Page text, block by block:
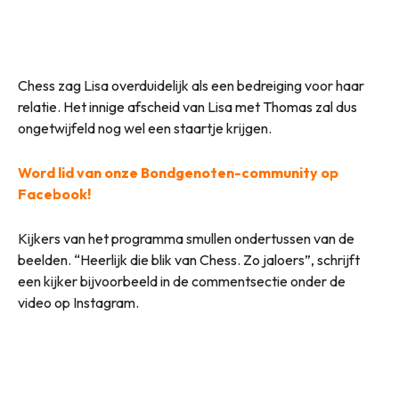
Chess zag Lisa overduidelijk als een bedreiging voor haar
relatie. Het innige afscheid van Lisa met Thomas zal dus
ongetwijfeld nog wel een staartje krijgen.
Word lid van onze Bondgenoten-community op
Facebook!
Kijkers van het programma smullen ondertussen van de
beelden. “Heerlijk die blik van Chess. Zo jaloers”, schrijft
een kijker bijvoorbeeld in de commentsectie onder de
video op Instagram.